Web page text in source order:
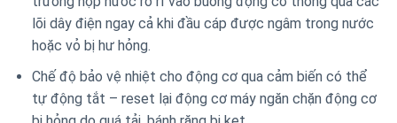
lõi dây điện ngay cả khi đầu cáp được ngâm trong nước
hoặc vỏ bị hư hỏng.
Chế độ bảo vệ nhiệt cho động cơ qua cảm biến có thể
tự động tắt – reset lại động cơ máy ngăn chặn động cơ